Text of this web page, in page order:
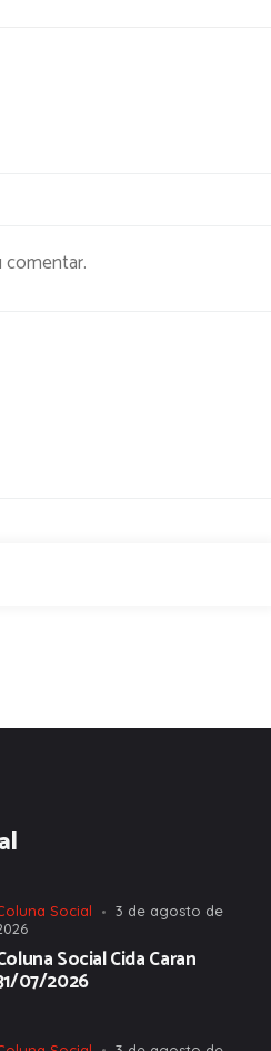
comentar.
Social
3 de agosto de
Social Cida Caran
07/2026